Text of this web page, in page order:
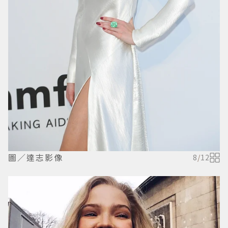
圖／達志影像 8/12